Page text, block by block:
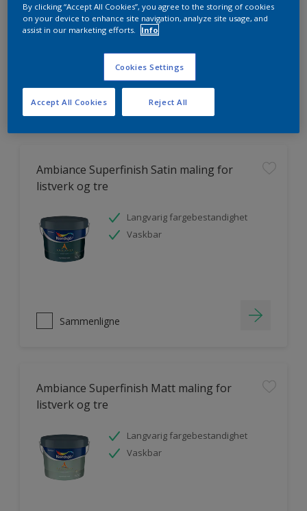
Prøv produktkalkulatoren
Ambiance Superfinish Satin maling for
listverk og tre
Langvarig fargebestandighet
Vaskbar
Sammenligne
Ambiance Superfinish Matt maling for
listverk og tre
Langvarig fargebestandighet
Vaskbar
By clicking “Accept All Cookies”, you agree to the storing of cookies
on your device to enhance site navigation, analyze site usage, and
assist in our marketing efforts.
Info
Cookies Settings
Reject All
Accept All Cookies